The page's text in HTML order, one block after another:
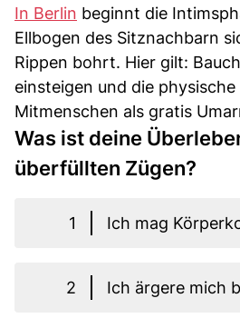
In Berlin beginnt die
Ellbogen des Sitznachbarn
Rippen bohrt. Hier gilt:
einsteigen und die
Mitmenschen als gratis
Was ist deine
überfüllten Zügen?
1 Ich mag
2 Ich ärgere mich